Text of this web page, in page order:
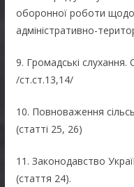
оборонної роботи
адміністративно-
9. Громадські слухання.
/ст.ст.13,14/
10. Повноваження
(статті 25, 26)
11. Законодавство
(стаття 24).